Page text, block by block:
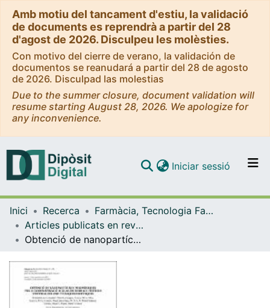
Amb motiu del tancament d'estiu, la validació
de documents es reprendrà a partir del 28
d'agost de 2026. Disculpeu les molèsties.
Con motivo del cierre de verano, la validación de
documentos se reanudará a partir del 28 de agosto
de 2026. Disculpad las molestias
Due to the summer closure, document validation will
resume starting August 28, 2026. We apologize for
any inconvenience.
Navega per tot el DD
Com publicar
Iniciar sessió (current)
Inici Recerca
Farmàcia, Tecnologia Farmacèutica i Fisicoquímica
Articles publicats en revistes (Farmàcia, Tecnologia Farmacèutica i Fisicoquímica)
Obtenció de nanopartícules polimèriques per a l'administració ocular de fàrmacs i estudis d'interacció amb tècniques biofísiques